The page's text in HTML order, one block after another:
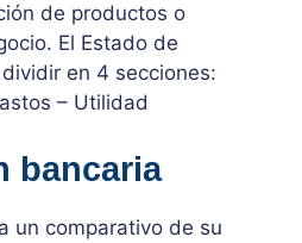
de productos o
El Estado de
en 4 secciones:
– Utilidad
bancaria
un comparativo de su